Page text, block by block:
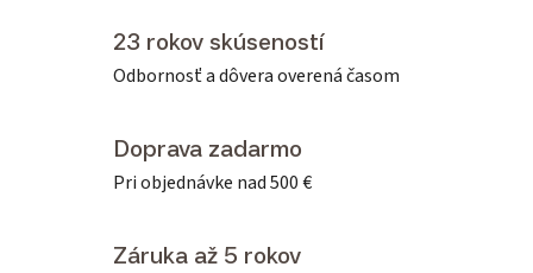
23 rokov skúseností
Odbornosť a dôvera overená časom
Doprava zadarmo
Pri objednávke nad 500 €
Záruka až 5 rokov